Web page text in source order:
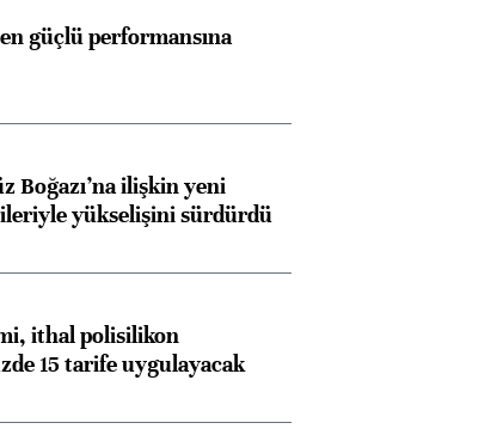
güçlü performansına
Boğazı’na ilişkin yeni
yükselişini sürdürdü
ithal polisilikon
15 tarife uygulayacak